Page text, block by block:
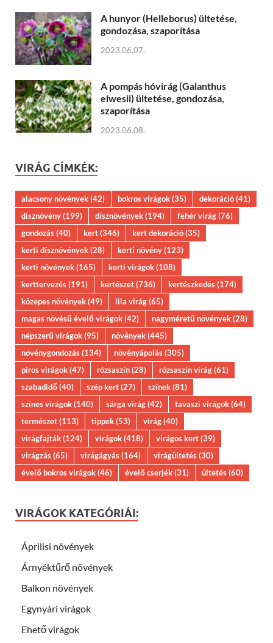
A hunyor (Helleborus) ültetése,
gondozása, szaporítása
2023.06.07.
A pompás hóvirág (Galanthus
elwesii) ültetése, gondozása,
szaporítása
2023.06.08.
VIRÁG CÍMKÉK:
alacsony növények(42) bokros virágok(35) dekoráció(41)
dísznövény(199) dísznövények(194) fehér virág(76)
gondozás(40) kert(346) kert dekoráció(35)
kerti dísznövények(28) kerti növény(123)
kerti növények(165) kerti virágok(108)
kerttervezés(191) kertészet(736) kertészkedés(174)
közepes növények(49) lila virág(65)
magas növésű évelő virágok(42) nagyméretű növények(28)
népszerű virágok(95) növények(445)
növénygondozás(134) növényápolás(305)
piros virágok(47) rózsaszín(28) rózsaszín virág(61)
szabadidő(40) szép kert(27) színek(81)
színes virágok(140) sárga virág(42) tavaszi virágok(64)
természet(113) tippek(53) virág(40)
virágfajták(124) virágok(418) virágos kert(39)
virágzás(65) virágágyás(164) virágültetés(30)
évelő bokros virágok(46) évelő cserjék(31) ültetés(60)
VIRÁGOK KATEGÓRIÁI:
Áprilisi növények
Árnyéktűrő növények
Balkon növények
Egynyári virágok
Ehető virágok